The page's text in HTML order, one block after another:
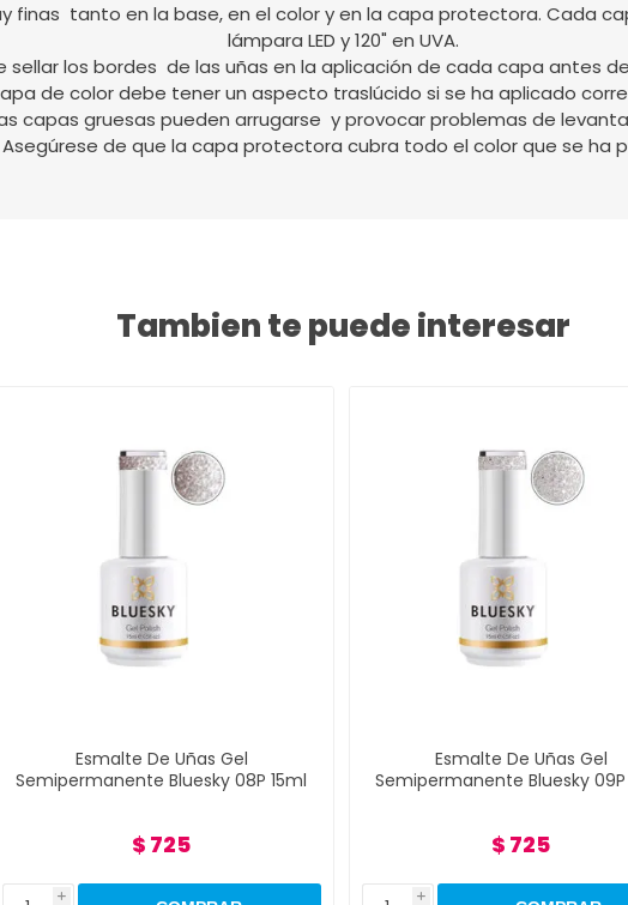
finas tanto en la base, en el color y en la capa protectora. Cada
lámpara LED y 120" en UVA.
sellar los bordes de las uñas en la aplicación de cada capa antes
de color debe tener un aspecto traslúcido si se ha aplicado
capas gruesas pueden arrugarse y provocar problemas de
Asegúrese de que la capa protectora cubra todo el color que se ha
Tambien te puede interesar
Esmalte De Uñas Gel
Semipermanente Bluesky 08P 15ml
$ 725
Esmalte De Uñas Gel
Semipermanente Bluesky 09P
$ 725